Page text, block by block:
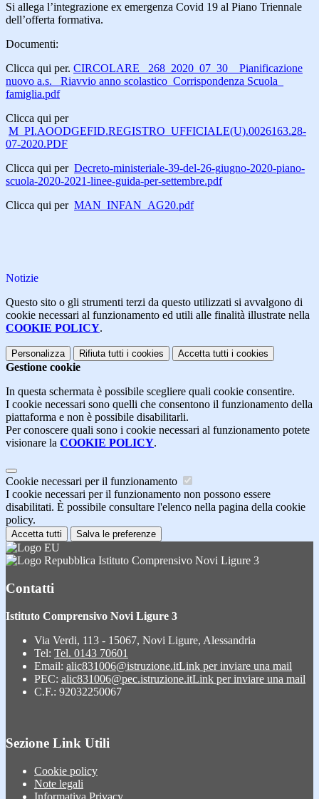
Si allega l’integrazione ex emergenza Covid 19 al Piano Triennale
dell’offerta formativa.
Documenti:
Clicca qui per. CIRCOLARE _268_2020_07_30 _ Pianificazione
nuovo a.s. _Riavvio anno scolastico_Corrispondenza Scuola_
famiglia.pdf
Clicca qui per
M_PI.AOODGEFID.REGISTRO_UFFICIALE(U).0026163.28-
07-2020.PDF
Clicca qui per Decreto-ministeriale-39-del-26-giugno-2020-piano-
scuola-2020-2021-linee-guida-per-settembre.pdf
Clicca qui per MAN_INFAN_AG20.pdf
Notizie
Questo sito o gli strumenti terzi da questo utilizzati si avvalgono di
cookie necessari al funzionamento ed utili alle finalità illustrate nella
COOKIE POLICY.
Personalizza Rifiuta tutti i cookies Accetta tutti i cookies
Gestione cookie
In questa schermata è possibile scegliere quali cookie consentire.
I cookie necessari sono quelli che consentono il funzionamento della
piattaforma e non è possibile disabilitarli.
Per conoscere quali sono i cookie necessari al funzionamento potete
visionare la COOKIE POLICY.
Cookie necessari per il funzionamento
I cookie necessari per il funzionamento non possono essere
disabilitati. È possibile consultare l'elenco nella pagina della cookie
policy.
Accetta tutti Salva le preferenze
Istituto Comprensivo Novi Ligure 3
Contatti
Istituto Comprensivo Novi Ligure 3
Via Verdi, 113 - 15067, Novi Ligure, Alessandria
Tel: Tel. 0143 70601
Email: alic831006@istruzione.itLink per inviare una mail
PEC: alic831006@pec.istruzione.itLink per inviare una mail
C.F.: 92032250067
Sezione Link Utili
Cookie policy
Note legali
Informativa Privacy